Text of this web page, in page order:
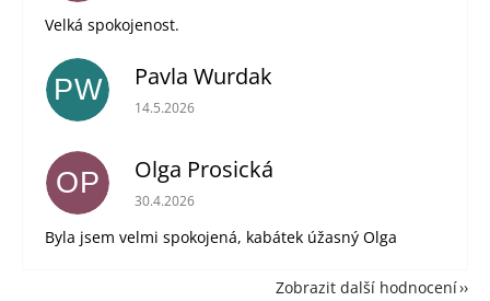
Velká spokojenost.
PW Pavla Wurdak
Hodnocení obchodu je 5 z 5 hvězdiček.
14.5.2026
OP Olga Prosická
Hodnocení obchodu je 5 z 5 hvězdiček.
30.4.2026
Byla jsem velmi spokojená, kabátek úžasný Olga
Zobrazit další hodnocení